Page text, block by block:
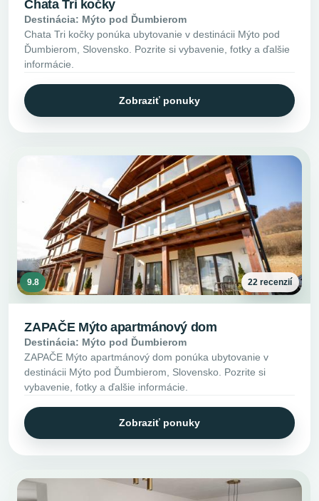
Chata Tri kočky
Destinácia: Mýto pod Ďumbierom
Chata Tri kočky ponúka ubytovanie v destinácii Mýto pod
Ďumbierom, Slovensko. Pozrite si vybavenie, fotky a ďalšie
informácie.
Zobraziť ponuky
9.8 22 recenzií
ZAPAČE Mýto apartmánový dom
Destinácia: Mýto pod Ďumbierom
ZAPAČE Mýto apartmánový dom ponúka ubytovanie v
destinácii Mýto pod Ďumbierom, Slovensko. Pozrite si
vybavenie, fotky a ďalšie informácie.
Zobraziť ponuky